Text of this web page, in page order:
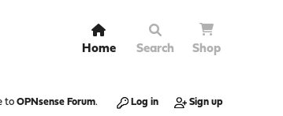
Home Search Shop
to OPNsense Forum. Log in Sign up